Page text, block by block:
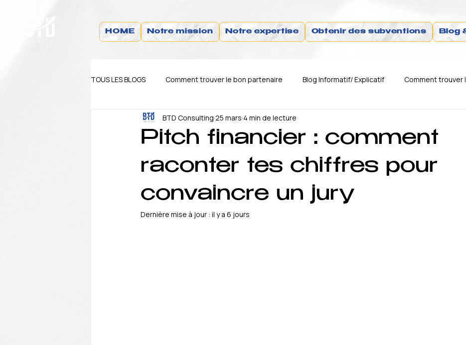
HOME Notre mission Notre expertise Obtenir des subventions Blog
TOUS LES BLOGS Comment trouver le bon partenaire Blog Informatif/ Explicatif Comment trouver
Blog Actualité Blog TIPS Comment trouver le bon business
Pitch financier : comment
raconter tes chiffres pour
convaincre un jury
BTD Consulting 25 mars 4 min de lecture
Dernière mise à jour : il y a 6 jours